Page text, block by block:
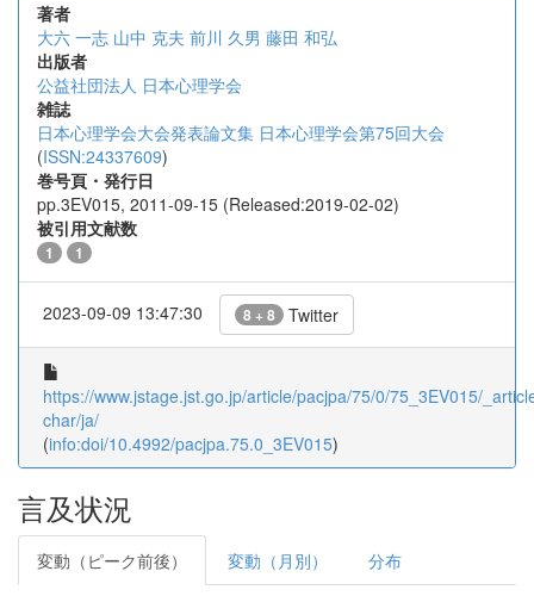
著者
大六 一志 山中 克夫 前川 久男 藤田 和弘
出版者
公益社団法人 日本心理学会
雑誌
日本心理学会大会発表論文集 日本心理学会第75回大会
(ISSN:24337609)
巻号頁・発行日
pp.3EV015, 2011-09-15 (Released:2019-02-02)
被引用文献数
1 1
2023-09-09 13:47:30 8 + 8 Twitter
https://www.jstage.jst.go.jp/article/pacjpa/75/0/75_3EV015/
char/ja/
(info:doi/10.4992/pacjpa.75.0_3EV015)
言及状況
変動（ピーク前後） 変動（月別） 分布